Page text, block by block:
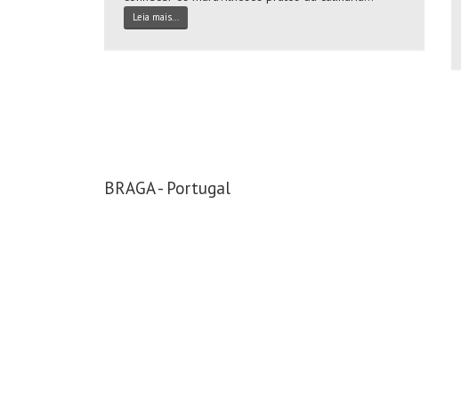
Leia mais...
BRAGA - Portugal